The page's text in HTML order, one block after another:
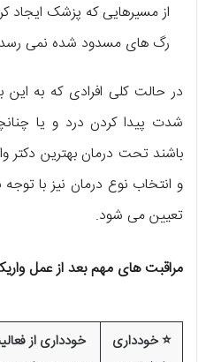
از مسیرهایی که پزشک ایجاد
رگ های مسدود شده نمی
در حالت کلی افرادی که به
شدت پیدا کردن درد و یا
باشند تحت درمان بهترین دکتر
و انتخاب نوع درمان نیز با
تعیین می شود.
مراقبت های مهم بعد از عمل
⭐ خودداری
خودداری از